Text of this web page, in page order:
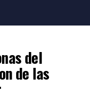
del
de las